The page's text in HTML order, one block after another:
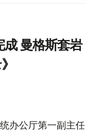
成 曼格斯套岩
办公厅第一副主任